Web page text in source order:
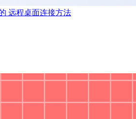
远程桌面连接方法